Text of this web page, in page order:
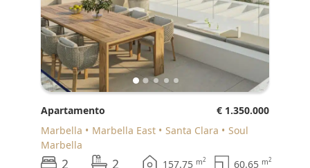
Apartamento
€ 1.350.000
Marbella
Marbella East Santa Clara
Soul
Marbella
2 2 157.75 m2 60.65 m2